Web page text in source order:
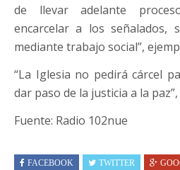
de llevar adelante
encarcelar a los señalados,
mediante trabajo social”,
“La Iglesia no pedirá cárcel
dar paso de la justicia a la
Fuente: Radio 102nue
FACEBOOK TWITTER